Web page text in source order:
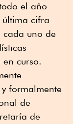
el año
última cifra
cada uno de
curso.
formalmente
de
de